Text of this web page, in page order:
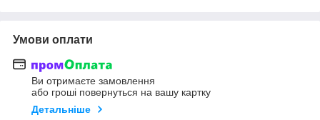
Умови оплати
Ви отримаєте замовлення
або гроші повернуться на вашу картку
Детальніше